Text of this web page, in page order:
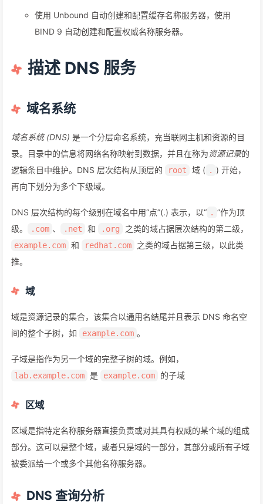
使用 Unbound 自动创建和配置缓存名称服务器，使用
BIND 9 自动创建和配置权威名称服务器。
描述 DNS 服务
域名系统
域名系统 (DNS) 是一个分层命名系统，充当联网主机和资源的目
录。目录中的信息将网络名称映射到数据，并且在称为资源记录的
逻辑条目中维护。DNS 层次结构从顶层的
root 域 ( . ) 开始，
再向下划分为多个下级域。
DNS 层次结构的每个级别在域名中用“点”(.) 表示，以“ . ”作为顶
级。
.com 、 .net 和 .org 之类的域占据层次结构的第二级，
example.com 和 redhat.com
之类的域占据第三级，以此类
推。
域
域是资源记录的集合，该集合以通用名结尾并且表示 DNS 命名空
间的整个子树，如
example.com 。
子域是指作为另一个域的完整子树的域。例如，
lab.example.com 是 example.com 的子域
区域
区域是指特定名称服务器直接负责或对其具有权威的某个域的组成
部分。这可以是整个域，或者只是域的一部分，其部分或所有子域
被委派给一个或多个其他名称服务器。
DNS 查询分析